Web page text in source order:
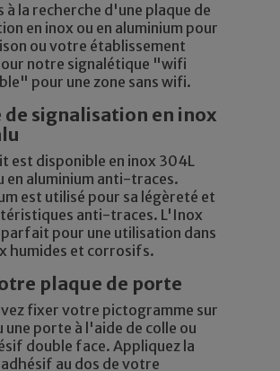
à la recherche d'une plaque de
en inox ou en aluminium pour
ou votre établissement
notre signalétique "wifi
pour une zone sans wifi.
de signalisation en inox
est disponible en inox 304L
en aluminium anti-traces.
est utilisé pour sa légèreté et
anti-traces. L'Inox
pour une utilisation dans
humides et corrosifs.
plaque de porte
fixer votre pictogramme sur
une porte à l'aide de colle ou
double face. Appliquez la
au dos de votre